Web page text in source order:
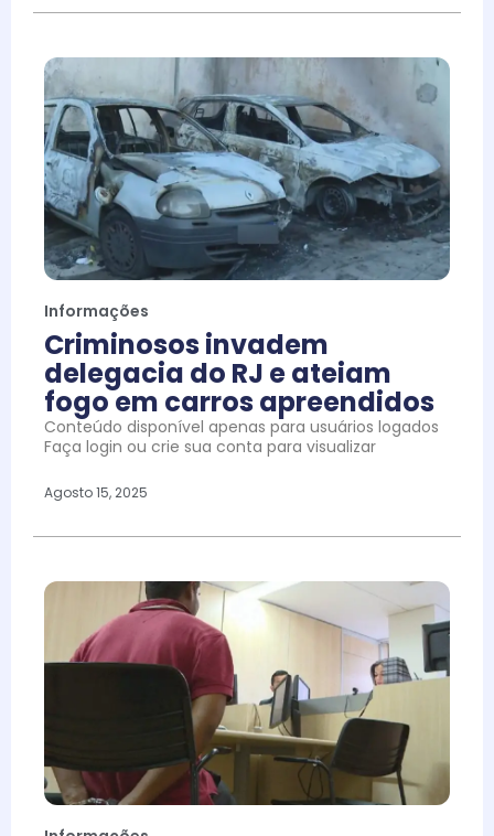
Informações
Criminosos invadem
delegacia do RJ e ateiam
fogo em carros apreendidos
Conteúdo disponível apenas para usuários logados
Faça login ou crie sua conta para visualizar
Agosto 15, 2025